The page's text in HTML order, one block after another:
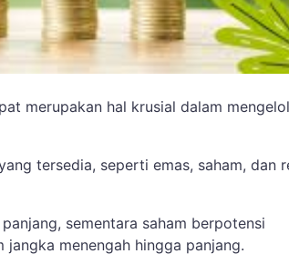
merupakan hal krusial dalam
tersedia, seperti emas, saham, dan
sementara saham berpotensi
menengah hingga panjang.